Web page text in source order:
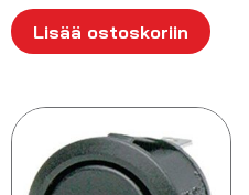
Lisää ostoskoriin